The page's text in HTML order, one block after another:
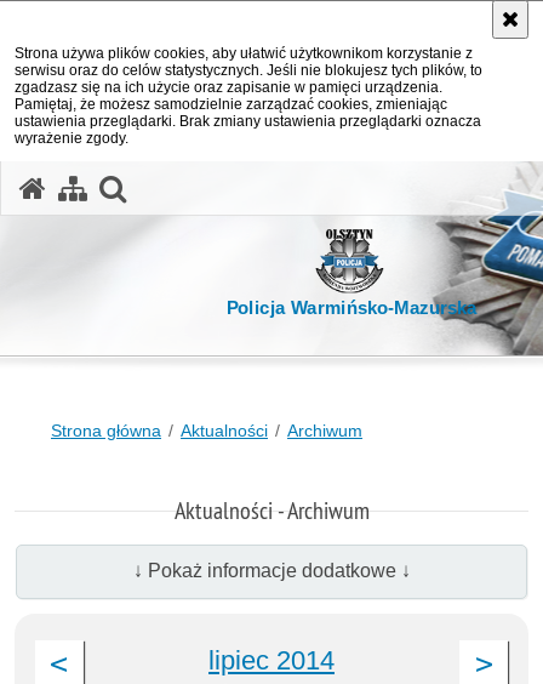
Strona używa plików cookies, aby ułatwić użytkownikom korzystanie z
serwisu oraz do celów statystycznych. Jeśli nie blokujesz tych plików, to
zgadzasz się na ich użycie oraz zapisanie w pamięci urządzenia.
Pamiętaj, że możesz samodzielnie zarządzać cookies, zmieniając
ustawienia przeglądarki. Brak zmiany ustawienia przeglądarki oznacza
wyrażenie zgody.
Policja Warmińsko-Mazurska
Strona główna Aktualności Archiwum
Aktualności - Archiwum
↓ Pokaż informacje dodatkowe ↓
lipiec 2014